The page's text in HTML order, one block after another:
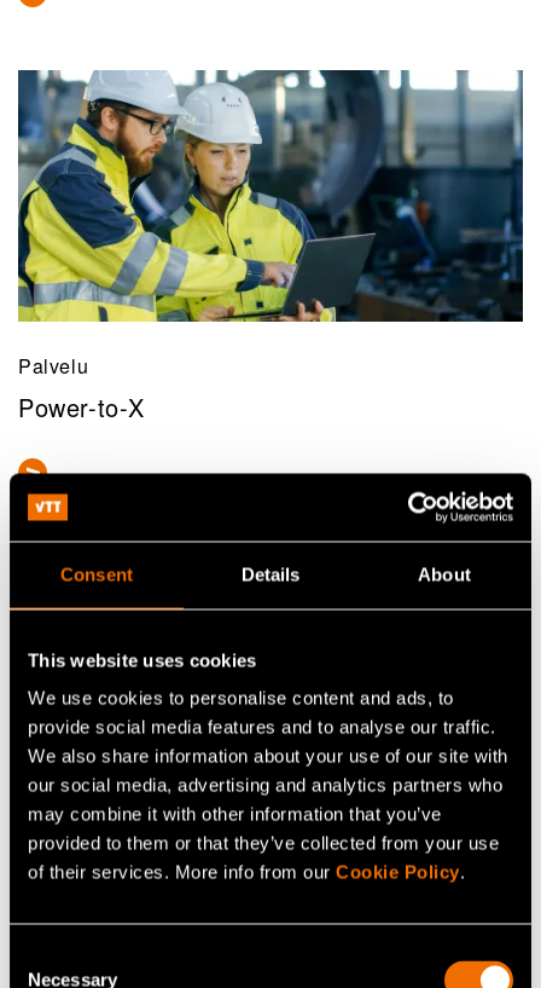
Consent Details About
This website uses cookies
We use cookies to personalise content and ads, to
provide social media features and to analyse our traffic.
We also share information about your use of our site with
our social media, advertising and analytics partners who
may combine it with other information that you’ve
provided to them or that they’ve collected from your use
of their services. More info from our Cookie Policy.
Necessary
Palvelu
Power-to-X
Palvelu
Teollisen työn murros